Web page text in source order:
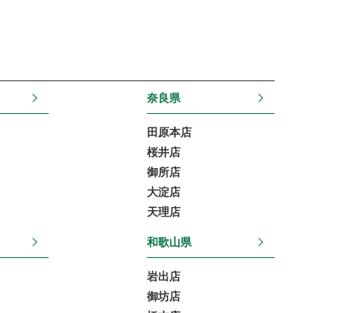
奈良県
田原本店
桜井店
御所店
大淀店
天理店
和歌山県
岩出店
御坊店